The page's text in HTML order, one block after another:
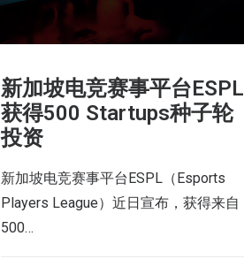
新加坡电竞赛事平台ESPL
获得500 Startups种子轮
投资
新加坡电竞赛事平台ESPL（Esports
Players League）近日宣布，获得来自
500…